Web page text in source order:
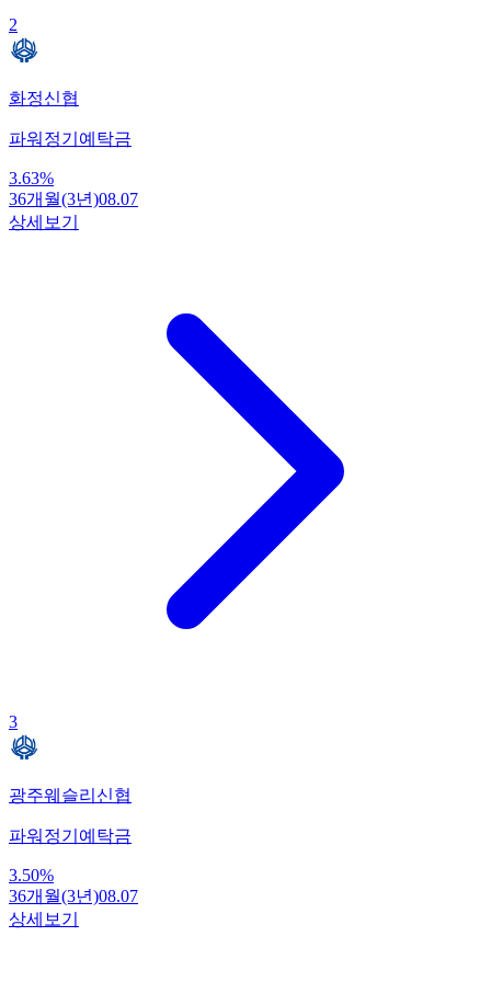
2
화정신협
파워정기예탁금
3.63%
36개월(3년)08.07
상세보기
3
광주웨슬리신협
파워정기예탁금
3.50%
36개월(3년)08.07
상세보기